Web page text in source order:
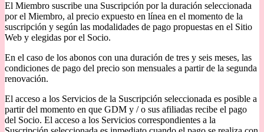
El Miembro suscribe una Suscripción por la duración seleccionada
por el Miembro, al precio expuesto en línea en el momento de la
suscripción y según las modalidades de pago propuestas en el Sitio
Web y elegidas por el Socio.
En el caso de los abonos con una duración de tres y seis meses, las
condiciones de pago del precio son mensuales a partir de la segunda
renovación.
El acceso a los Servicios de la Suscripción seleccionada es posible a
partir del momento en que GDM y / o sus afiliadas recibe el pago
del Socio. El acceso a los Servicios correspondientes a la